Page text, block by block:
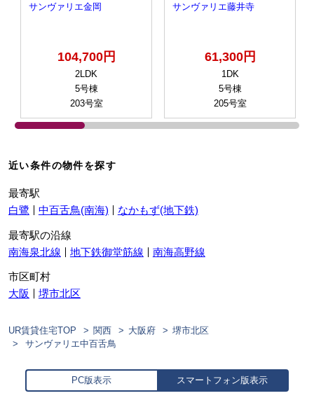
サンヴァリエ金岡
104,700円
2LDK
5号棟
203号室
サンヴァリエ藤井寺
61,300円
1DK
5号棟
205号室
近い条件の物件を探す
最寄駅
白鷺
中百舌鳥(南海) なかもず(地下鉄)
最寄駅の沿線
南海泉北線
地下鉄御堂筋線 南海高野線
市区町村
大阪
堺市北区
UR賃貸住宅TOP 関西 大阪府
堺市北区
サンヴァリエ中百舌鳥
PC版表示 スマートフォン版表示